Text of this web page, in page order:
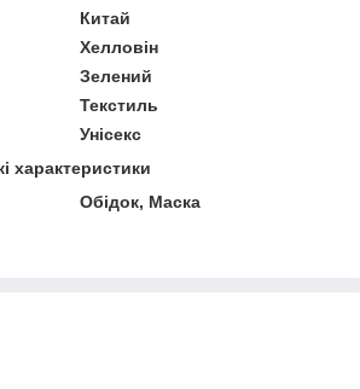
Китай
Хелловін
Зелений
Текстиль
Унісекс
характеристики
Обідок, Маска